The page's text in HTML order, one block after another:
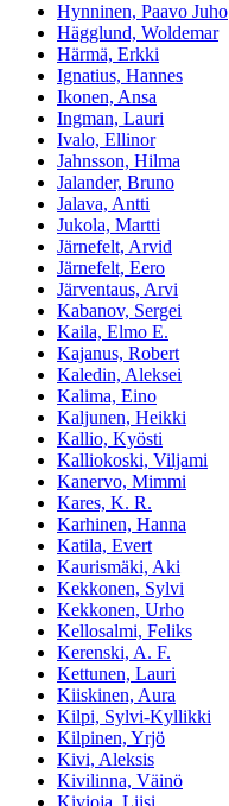
Hynninen, Paavo Juho
Hägglund, Woldemar
Härmä, Erkki
Ignatius, Hannes
Ikonen, Ansa
Ingman, Lauri
Ivalo, Ellinor
Jahnsson, Hilma
Jalander, Bruno
Jalava, Antti
Jukola, Martti
Järnefelt, Arvid
Järnefelt, Eero
Järventaus, Arvi
Kabanov, Sergei
Kaila, Elmo E.
Kajanus, Robert
Kaledin, Aleksei
Kalima, Eino
Kaljunen, Heikki
Kallio, Kyösti
Kalliokoski, Viljami
Kanervo, Mimmi
Kares, K. R.
Karhinen, Hanna
Katila, Evert
Kaurismäki, Aki
Kekkonen, Sylvi
Kekkonen, Urho
Kellosalmi, Feliks
Kerenski, A. F.
Kettunen, Lauri
Kiiskinen, Aura
Kilpi, Sylvi-Kyllikki
Kilpinen, Yrjö
Kivi, Aleksis
Kivilinna, Väinö